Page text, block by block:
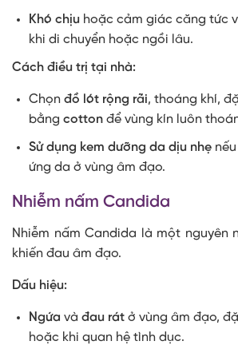
Khó chịuhoặc cảm giác căng tức
khi di chuyển hoặc ngồi lâu.
Cách điều trị tại nhà:
Chọn đồ lót rộng rãi, thoáng khí,
bằng cottonđể vùng kín luôn
Sử dụng kem dưỡng da dịu nhẹnếu
ứng da ở vùng âm đạo.
Nhiễm nấm Candida
Nhiễm nấm Candida là một nguyên
khiến đau âm đạo.
Dấu hiệu:
Ngứa và đau rátở vùng âm đạo,
hoặc khi quan hệ tình dục.